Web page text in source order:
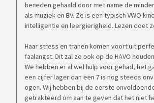
beneden gehaald door met name de
als muziek en BV. Ze is een typisch VWO
intelligentie en leergierigheid. Lezen doet
Haar stress en tranen komen voort uit
faalangst. Dit zal ze ook op de HAVO
We hebben er al wel hulp voor gehad, het
een cijfer lager dan een 7 is nog steeds
ogen. Wij hebben bij de eerste
getrakteerd om aan te geven dat het niet